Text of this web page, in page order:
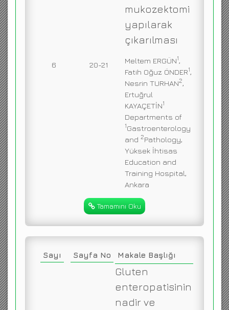
6 20-21
mukozektomi
yapılarak
çıkarılması
Meltem ERGÜN1,
Fatih Oğuz ÖNDER1,
Nesrin TURHAN2,
Ertuğrul
KAYAÇETİN1
Departments of
1Gastroenterology
and 2Pathology,
Yüksek İhtisas
Education and
Training Hospital,
Ankara
Tamamını Oku
Sayı Sayfa No Makale Başlığı
Gluten
enteropatisinin
nadir ve